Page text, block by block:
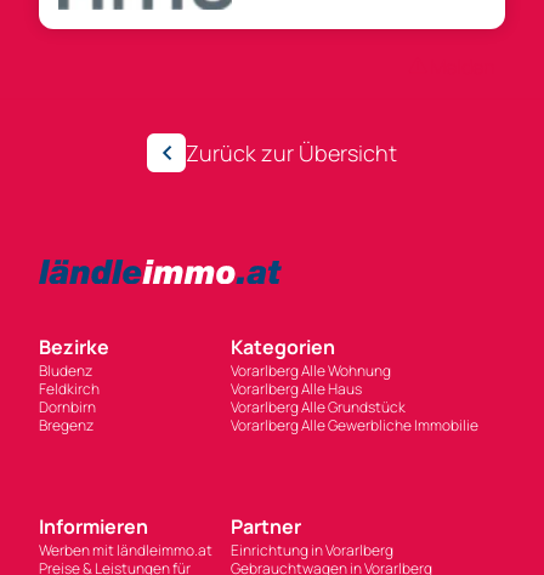
Zurück zur Übersicht
Bezirke
Bludenz
Feldkirch
Dornbirn
Bregenz
Kategorien
Vorarlberg Alle Wohnung
Vorarlberg Alle Haus
Vorarlberg Alle Grundstück
Vorarlberg Alle Gewerbliche Immobilie
Informieren
Werben mit ländleimmo.at
Preise & Leistungen für
Partner
Einrichtung in Vorarlberg
Gebrauchtwagen in Vorarlberg